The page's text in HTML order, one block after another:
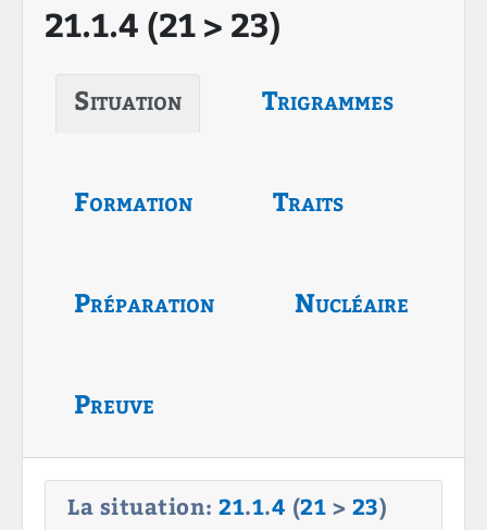
21.1.4 (21 > 23)
Situation Trigrammes
Formation Traits
Préparation Nucléaire
Preuve
La situation: 21.1.4 (21 > 23)